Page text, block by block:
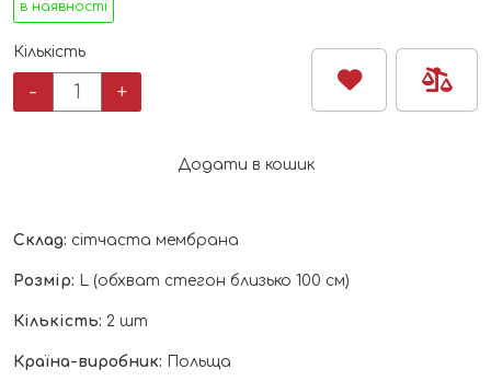
в наявності
Кількість
-
Труси
післяродові
"BabyOno"
+
Додати в кошик
Склад: cітчаста мембрана
Розмір: L (обхват стегон близько 100 см)
Кількість: 2 шт
Країна-виробник: Польща